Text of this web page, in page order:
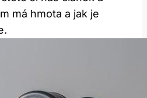
má hmota a jak je